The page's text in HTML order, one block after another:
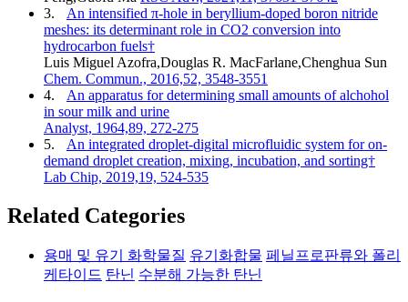
3.
An intensified π-hole in beryllium-doped boron nitride
meshes: its determinant role in CO2 conversion into
hydrocarbon fuels†
Luis Miguel Azofra,Douglas R. MacFarlane,Chenghua Sun
Chem. Commun., 2016,52, 3548-3551
4.
An apparatus for determining small amounts of alchohol
in sour milk and urine
Analyst, 1964,89, 272-275
5.
An integrated droplet-digital microfluidic system for on-
demand droplet creation, mixing, incubation, and sorting†
Lab Chip, 2019,19, 524-535
Related Categories
용매 및 유기 화학물질 유기화합물 페닐프로판류와 폴리
케타이드 탄닌 수분해 가능한 탄닌